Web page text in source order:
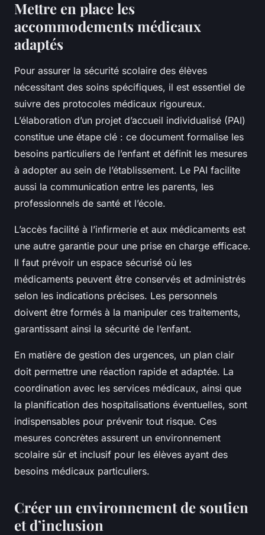
Mettre en place les
accommodements médicaux
adaptés
Pour assurer la sécurité scolaire des élèves
nécessitant des soins spécifiques, il est essentiel de
suivre des protocoles médicaux rigoureux.
L’élaboration d’un projet d’accueil individualisé (PAI)
constitue une étape clé : ce document formalise les
besoins particuliers de l’enfant et définit les mesures
à adopter au sein de l’établissement. Le PAI facilite
aussi la communication entre les parents, les
professionnels de santé et l’école.
L’accès facilité à l’infirmerie et aux médicaments est
une autre garantie pour une prise en charge efficace.
Il faut prévoir un espace sécurisé où les
médicaments peuvent être conservés et administrés
selon les indications précises. Les personnels
doivent être formés à la manipuler ces traitements,
garantissant ainsi la sécurité de l’enfant.
En matière de gestion des urgences, un plan clair
doit permettre une réaction rapide et adaptée. La
coordination avec les services médicaux, ainsi que
la planification des hospitalisations éventuelles, sont
indispensables pour prévenir tout risque. Ces
mesures concrètes assurent un environnement
scolaire sûr et inclusif pour les élèves ayant des
besoins médicaux particuliers.
Créer un environnement de soutien
et d’inclusion